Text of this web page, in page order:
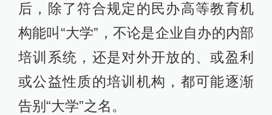
后，除了符合规定的民办高等教育机
构能叫“大学”，不论是企业自办的内部
培训系统，还是对外开放的、或盈利
或公益性质的培训机构，都可能逐渐
告别“大学”之名。